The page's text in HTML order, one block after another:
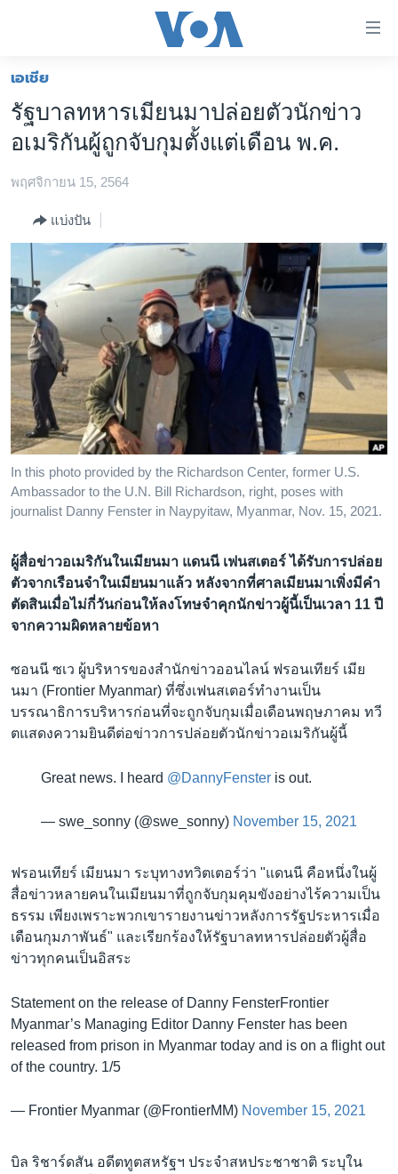
ต่อ
ข้าม
ไป
เนื้อหา
ข้าม
ข้าม
ไป
การ
ค้นหา
โลก
เอเชีย
สหรัฐฯ
ไทย
ธุรกิจ
วิทยาศาสตร์
สังคมและสุขภาพ
ไลฟ์สไตล์
ตรวจสอบข่าว
เรียนรู้ภาษาอังกฤษ
พอดคาสต์
ติดตามเรา
เลือกภาษา
เอเชีย
รัฐบาลทหารเมียนมาปล่อยตัวนักข่าว
อเมริกันผู้ถูกจับกุมตั้งแต่เดือน พ.ค.
พฤศจิกายน 15, 2564
แบ่งปัน
In this photo provided by the Richardson Center, former U.S.
Ambassador to the U.N. Bill Richardson, right, poses with
journalist Danny Fenster in Naypyitaw, Myanmar, Nov. 15, 2021.
ผู้สื่อข่าวอเมริกันในเมียนมา แดนนี เฟนสเตอร์ ได้รับการปล่อย
ตัวจากเรือนจำในเมียนมาแล้ว หลังจากที่ศาลเมียนมาเพิ่งมีคำ
ตัดสินเมื่อไม่กี่วันก่อนให้ลงโทษจำคุกนักข่าวผู้นี้เป็นเวลา 11 ปี
จากความผิดหลายข้อหา
ซอนนี ซเว ผู้บริหารของสำนักข่าวออนไลน์ ฟรอนเทียร์ เมีย
นมา (Frontier Myanmar) ที่ซึ่งเฟนสเตอร์ทำงานเป็น
บรรณาธิการบริหารก่อนที่จะถูกจับกุมเมื่อเดือนพฤษภาคม ทวี
ตแสดงความยินดีต่อข่าวการปล่อยตัวนักข่าวอเมริกันผู้นี้
Great news. I heard @DannyFenster is out.
— swe_sonny (@swe_sonny) November 15, 2021
ฟรอนเทียร์ เมียนมา ระบุทางทวิตเตอร์ว่า "แดนนี คือหนึ่งในผู้
สื่อข่าวหลายคนในเมียนมาที่ถูกจับกุมคุมขังอย่างไร้ความเป็น
ธรรม เพียงเพราะพวกเขารายงานข่าวหลังการรัฐประหารเมื่อ
เดือนกุมภาพันธ์" และเรียกร้องให้รัฐบาลทหารปล่อยตัวผู้สื่อ
ข่าวทุกคนเป็นอิสระ
Statement on the release of Danny FensterFrontier
Myanmar’s Managing Editor Danny Fenster has been
released from prison in Myanmar today and is on a flight out
of the country. 1/5
— Frontier Myanmar (@FrontierMM) November 15, 2021
บิล ริชาร์ดสัน อดีตทูตสหรัฐฯ ประจำสหประชาชาติ ระบุใน